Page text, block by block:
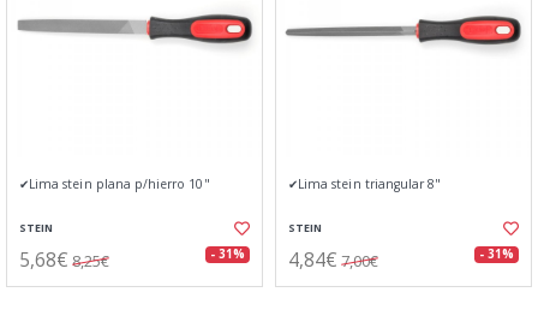
✔Lima stein plana p/hierro 10"
STEIN
5,68€ 8,25€ - 31%
✔Lima stein triangular 8"
STEIN
4,84€ 7,00€ - 31%